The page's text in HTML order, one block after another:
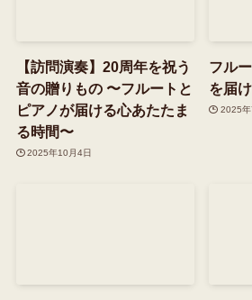
【訪問演奏】20周年を祝う
音の贈りもの 〜フルートと
ピアノが届ける心あたたま
る時間〜
2025年10月4日
フル
を届
2025年